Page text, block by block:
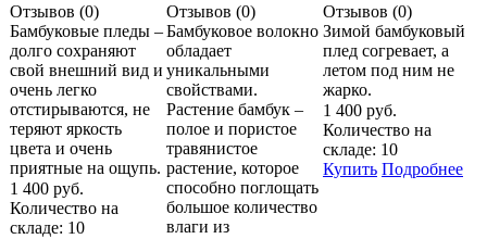
Отзывов (0)
Бамбуковые пледы –
долго сохраняют
свой внешний вид и
очень легко
отстирываются, не
теряют яркость
цвета и очень
приятные на ощупь.
1 400 руб.
Количество на
складе: 10
Отзывов (0)
Бамбуковое волокно
обладает
уникальными
свойствами.
Растение бамбук –
полое и пористое
травянистое
растение, которое
способно поглощать
большое количество
влаги из
Отзывов (0)
Зимой бамбуковый
плед согревает, а
летом под ним не
жарко.
1 400 руб.
Количество на
складе: 10
Купить Подробнее